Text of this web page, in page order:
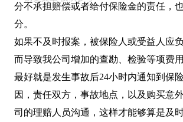
分不承担赔偿或者给付保险金的责任，
分。
如果不及时报案，被保险人或受益人应
而导致我公司增加的查勘、检验等项费
最好就是发生事故后24小时内通知到保
因，责任双方，事故地点，以及购买意
司的理赔人员沟通，这样才能够算是及时